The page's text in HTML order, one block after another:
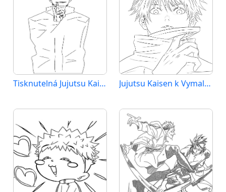
Tisknutelná Jujutsu Kaisen Obrázek Jujutsu Kaisen k Vymalování